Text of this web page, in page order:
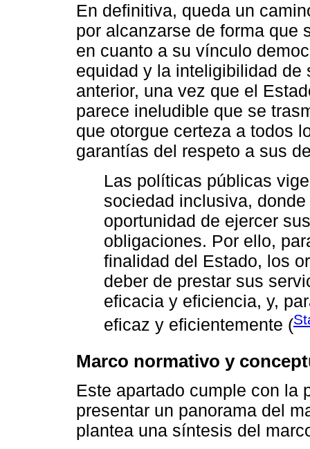
En definitiva, queda un
por alcanzarse de forma que
en cuanto a su vínculo
equidad y la inteligibilidad
anterior, una vez que el
parece ineludible que se
que otorgue certeza a todos
garantías del respeto a sus
Las políticas públicas
sociedad inclusiva,
oportunidad de ejercer
obligaciones. Por ello,
finalidad del Estado, los
deber de prestar sus
eficacia y eficiencia, y,
eficaz y eficientemente (
Marco normativo y
Este apartado cumple con la
presentar un panorama del
plantea una síntesis del